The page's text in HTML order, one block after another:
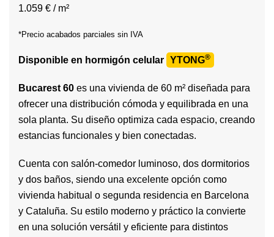
1.059 € / m²
*Precio acabados parciales sin IVA
Disponible en hormigón celular YTONG®
Bucarest 60 es una vivienda de 60 m² diseñada para
ofrecer una distribución cómoda y equilibrada en una
sola planta. Su diseño optimiza cada espacio, creando
estancias funcionales y bien conectadas.
Cuenta con salón-comedor luminoso, dos dormitorios
y dos baños, siendo una excelente opción como
vivienda habitual o segunda residencia en Barcelona
y Cataluña. Su estilo moderno y práctico la convierte
en una solución versátil y eficiente para distintos